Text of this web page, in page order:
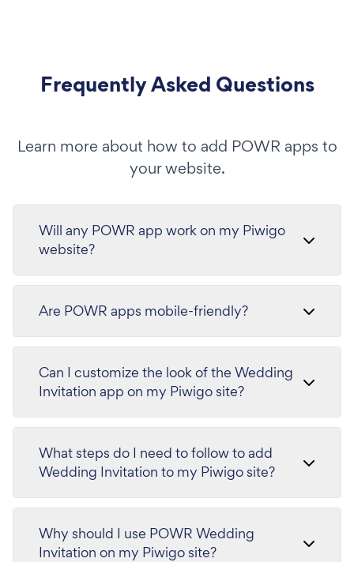
Frequently Asked Questions
Learn more about how to add POWR apps to
your website.
Will any POWR app work on my Piwigo
website?
Are POWR apps mobile-friendly?
Can I customize the look of the Wedding
Invitation app on my Piwigo site?
What steps do I need to follow to add
Wedding Invitation to my Piwigo site?
Why should I use POWR Wedding
Invitation on my Piwigo site?